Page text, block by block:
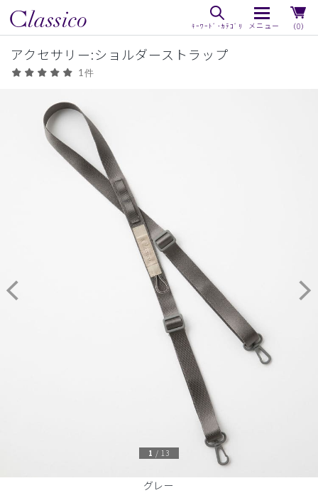
（0）
アクセサリー:ショルダーストラップ
1件
グレー
1 / 13